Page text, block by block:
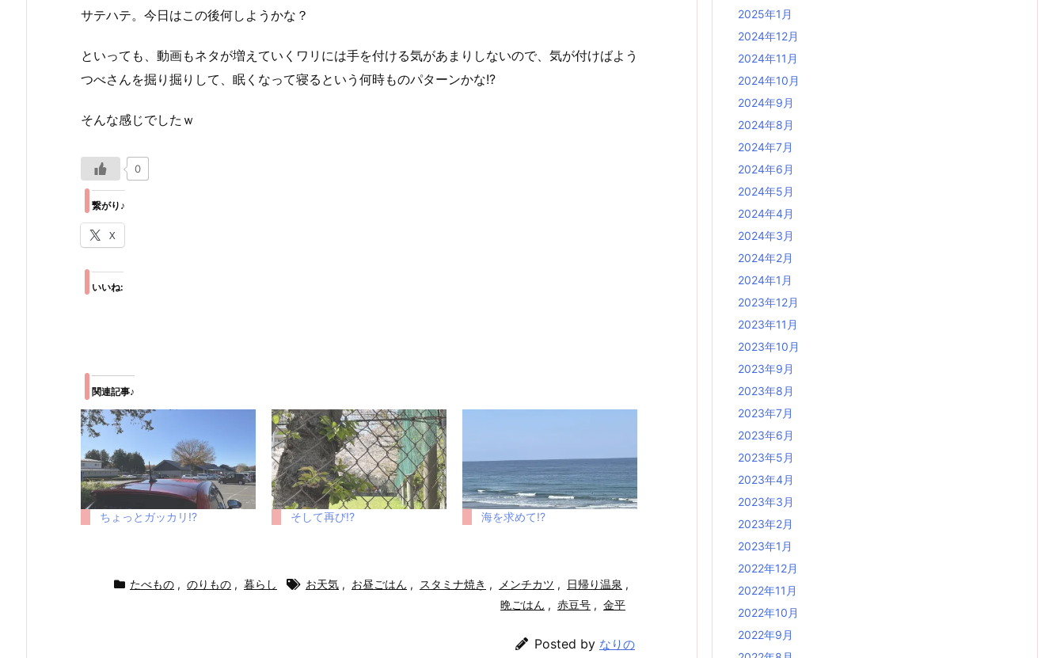
サテハテ。今日はこの後何しようかな？
といっても、動画もネタが増えていくワリには手を付ける気があまりしないので、気が付けばよう
つべさんを掘り掘りして、眠くなって寝るという何時ものパターンかな!?
そんな感じでしたｗ
0
繋がり♪
X
いいね:
関連記事♪
ちょっとガッカリ!? そして再び!? 海を求めて!?
たべもの , のりもの , 暮らし お天気 , お昼ごはん , スタミナ焼き , メンチカツ , 日帰り温泉 ,
晩ごはん , 赤豆号 , 金平
Posted by なりの
2025年1月
2024年12月
2024年11月
2024年10月
2024年9月
2024年8月
2024年7月
2024年6月
2024年5月
2024年4月
2024年3月
2024年2月
2024年1月
2023年12月
2023年11月
2023年10月
2023年9月
2023年8月
2023年7月
2023年6月
2023年5月
2023年4月
2023年3月
2023年2月
2023年1月
2022年12月
2022年11月
2022年10月
2022年9月